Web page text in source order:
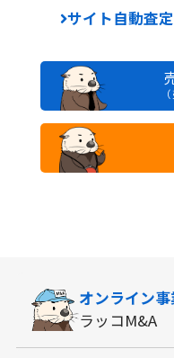
サイト自動査
オンライン
ラッコM&A